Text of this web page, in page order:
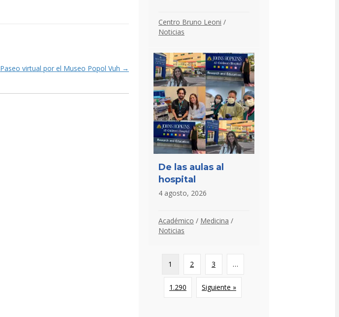
Paseo virtual por el Museo Popol Vuh →
Centro Bruno Leoni /
Noticias
De las aulas al
hospital
4 agosto, 2026
Académico / Medicina /
Noticias
1 2 3 …
1.290 Siguiente »